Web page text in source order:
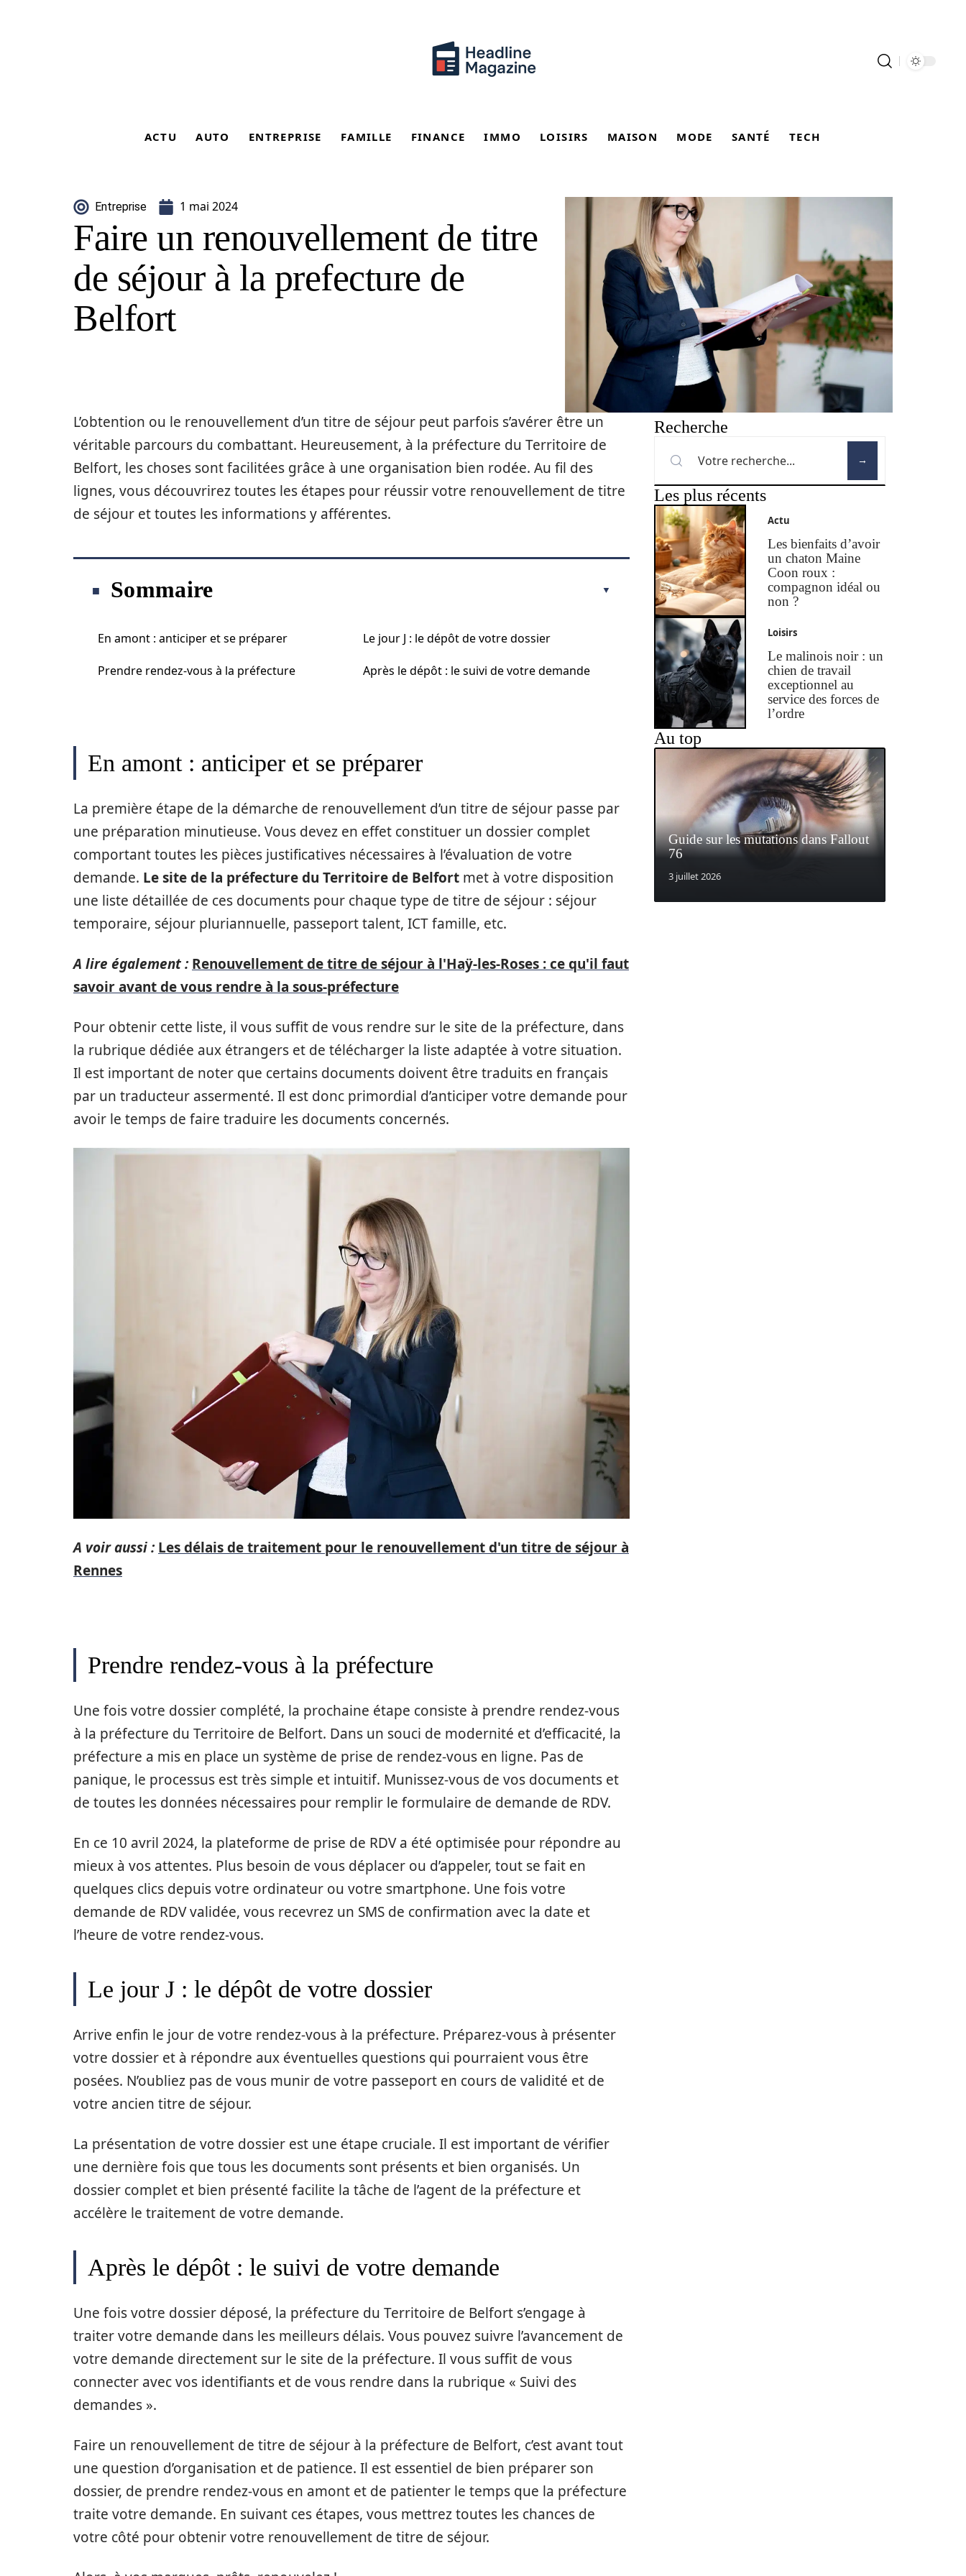
ACTU AUTO ENTREPRISE FAMILLE FINANCE IMMO LOISIRS MAISON MODE SANTÉ TECH
Entreprise 1 mai 2024
Faire un renouvellement de titre
de séjour à la prefecture de
Belfort
L’obtention ou le renouvellement d’un titre de séjour peut parfois s’avérer être un
véritable parcours du combattant. Heureusement, à la préfecture du Territoire de
Belfort, les choses sont facilitées grâce à une organisation bien rodée. Au fil des
lignes, vous découvrirez toutes les étapes pour réussir votre renouvellement de titre
de séjour et toutes les informations y afférentes.
Sommaire
En amont : anticiper et se préparer
Prendre rendez-vous à la préfecture
Le jour J : le dépôt de votre dossier
Après le dépôt : le suivi de votre demande
En amont : anticiper et se préparer
La première étape de la démarche de renouvellement d’un titre de séjour passe par
une préparation minutieuse. Vous devez en effet constituer un dossier complet
comportant toutes les pièces justificatives nécessaires à l’évaluation de votre
demande. Le site de la préfecture du Territoire de Belfort met à votre disposition
une liste détaillée de ces documents pour chaque type de titre de séjour : séjour
temporaire, séjour pluriannuelle, passeport talent, ICT famille, etc.
A lire également : Renouvellement de titre de séjour à l'Haÿ-les-Roses : ce qu'il faut
savoir avant de vous rendre à la sous-préfecture
Pour obtenir cette liste, il vous suffit de vous rendre sur le site de la préfecture, dans
la rubrique dédiée aux étrangers et de télécharger la liste adaptée à votre situation.
Il est important de noter que certains documents doivent être traduits en français
par un traducteur assermenté. Il est donc primordial d’anticiper votre demande pour
avoir le temps de faire traduire les documents concernés.
A voir aussi : Les délais de traitement pour le renouvellement d'un titre de séjour à
Rennes
Prendre rendez-vous à la préfecture
Une fois votre dossier complété, la prochaine étape consiste à prendre rendez-vous
à la préfecture du Territoire de Belfort. Dans un souci de modernité et d’efficacité, la
préfecture a mis en place un système de prise de rendez-vous en ligne. Pas de
panique, le processus est très simple et intuitif. Munissez-vous de vos documents et
de toutes les données nécessaires pour remplir le formulaire de demande de RDV.
En ce 10 avril 2024, la plateforme de prise de RDV a été optimisée pour répondre au
mieux à vos attentes. Plus besoin de vous déplacer ou d’appeler, tout se fait en
quelques clics depuis votre ordinateur ou votre smartphone. Une fois votre
demande de RDV validée, vous recevrez un SMS de confirmation avec la date et
l’heure de votre rendez-vous.
Le jour J : le dépôt de votre dossier
Arrive enfin le jour de votre rendez-vous à la préfecture. Préparez-vous à présenter
votre dossier et à répondre aux éventuelles questions qui pourraient vous être
posées. N’oubliez pas de vous munir de votre passeport en cours de validité et de
votre ancien titre de séjour.
La présentation de votre dossier est une étape cruciale. Il est important de vérifier
une dernière fois que tous les documents sont présents et bien organisés. Un
dossier complet et bien présenté facilite la tâche de l’agent de la préfecture et
accélère le traitement de votre demande.
Après le dépôt : le suivi de votre demande
Une fois votre dossier déposé, la préfecture du Territoire de Belfort s’engage à
traiter votre demande dans les meilleurs délais. Vous pouvez suivre l’avancement de
votre demande directement sur le site de la préfecture. Il vous suffit de vous
connecter avec vos identifiants et de vous rendre dans la rubrique « Suivi des
demandes ».
Faire un renouvellement de titre de séjour à la préfecture de Belfort, c’est avant tout
une question d’organisation et de patience. Il est essentiel de bien préparer son
dossier, de prendre rendez-vous en amont et de patienter le temps que la préfecture
traite votre demande. En suivant ces étapes, vous mettrez toutes les chances de
votre côté pour obtenir votre renouvellement de titre de séjour.
Recherche
Les plus récents
Actu
Les bienfaits d’avoir
un chaton Maine
Coon roux :
compagnon idéal ou
non ?
Loisirs
Le malinois noir : un
chien de travail
exceptionnel au
service des forces de
l’ordre
Au top
Guide sur les mutations dans Fallout
76
3 juillet 2026